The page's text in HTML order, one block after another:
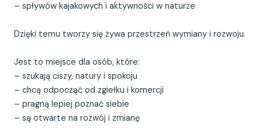
– spływów kajakowych i aktywności w naturze
Dzięki temu tworzy się żywa przestrzeń wymiany i rozwoju.
Jest to miejsce dla osób, które:
– szukają ciszy, natury i spokoju
– chcą odpocząć od zgiełku i komercji
– pragną lepiej poznać siebie
– są otwarte na rozwój i zmianę